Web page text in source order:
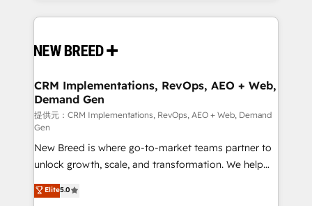
革を、構想から実装・定着までPMOとして主導。「設
の統合・浸透・変革管理を実行します。 ▸ CMS戦略設
計・構築：リード獲得・CVR・SEOを前提にした情報設
計・導線設計・テンプレート設計をContent Hubで一体
提供。 ▸ 既存CRM・MAからの移行支援：Salesforce・
Marketo・Pardot等からの移行、カスタム設計、履歴
データ移行と活用設計まで。 ▸ AEO対応：ChatGPT・
ンツとサイト構造を最適化。 🏆 なぜ100incを選ぶの
making this the official home for all three brands. 🔄
and system integrations powered by Globalia’s
trainers to drive platform adoption. 📈 Revenue
Generation - Full-funnel marketing and high-
performance advertising via Point Success Media. -
Expert deployment of Breeze AI and custom agents
to automate growth. 🏆 Elite Excellence - 8 platform
accreditations and deep HIPAA-compliance
expertise. - A team of 250+ experts dedicated to
your resilient growth.
CRM Implementations, RevOps, AEO + Web,
Demand Gen
提供元：CRM Implementations, RevOps, AEO + Web, Demand
Gen
New Breed is where go-to-market teams partner to
unlock growth, scale, and transformation. We help
companies activate HubSpot’s AI-powered
customer platform and operationalize HubSpot’s
Elite5.0